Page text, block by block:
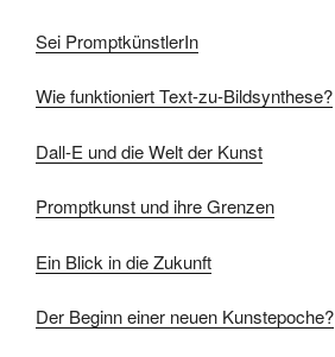
Sei PromptkünstlerIn
Wie funktioniert Text-zu-Bildsynthese?
Dall-E und die Welt der Kunst
Promptkunst und ihre Grenzen
Ein Blick in die Zukunft
Der Beginn einer neuen Kunstepoche?